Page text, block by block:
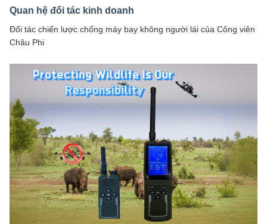
Quan hệ đối tác kinh doanh
Đối tác chiến lược chống máy bay không người lái của Công viên
Châu Phi